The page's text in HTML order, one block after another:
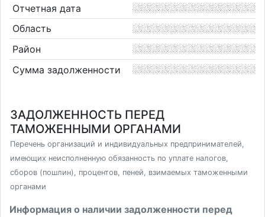
Отчетная дата
Область
Район
Сумма задолженности
ЗАДОЛЖЕННОСТЬ ПЕРЕД
ТАМОЖЕННЫМИ ОРГАНАМИ
Перечень организаций и индивидуальных предпринимателей,
имеющих неисполненную обязанность по уплате налогов,
сборов (пошлин), процентов, пеней, взимаемых таможенными
органами
Информация о наличии задолженности перед